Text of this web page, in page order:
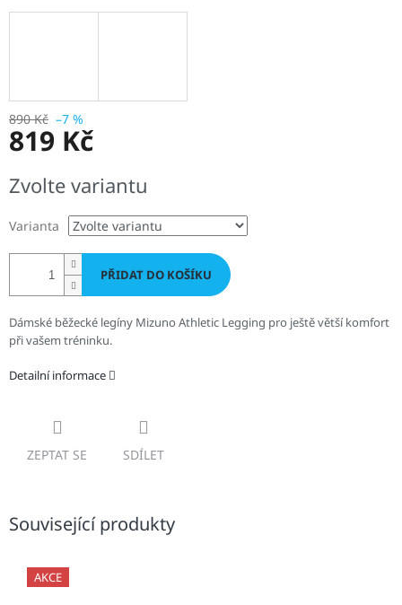
890 Kč –7 %
819 Kč
cena:
Zvolte variantu
Varianta
PŘIDAT DO KOŠÍKU
Dámské běžecké legíny Mizuno Athletic Legging pro ještě větší komfort
při vašem tréninku.
Detailní informace
ZEPTAT SE SDÍLET
Související produkty
AKCE